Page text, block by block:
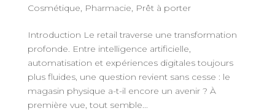
Cosmétique, Pharmacie, Prêt à porter
Introduction Le retail traverse une transformation
profonde. Entre intelligence artificielle,
automatisation et expériences digitales toujours
plus fluides, une question revient sans cesse : le
magasin physique a-t-il encore un avenir ? À
première vue, tout semble...